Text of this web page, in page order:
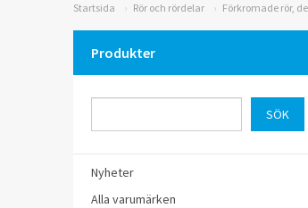
Startsida Rör och rördelar Förkromade rör,
Produkter
Nyheter
Alla varumärken